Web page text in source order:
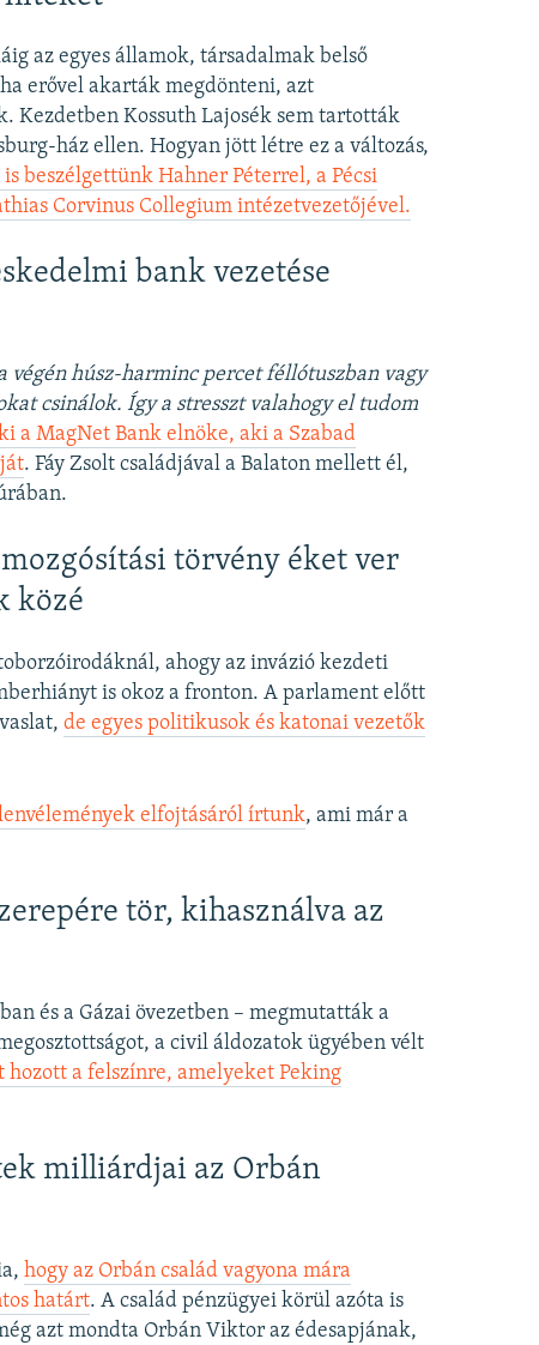
az egyes államok, társadalmak belső
erővel akarták megdönteni, azt
Kossuth Lajosék sem tartották
ház ellen. Hogyan jött létre ez a változás,
beszélgettünk Hahner Péterrel, a Pécsi
Corvinus Collegium intézetvezetőjével.
bank vezetése
végén húsz-harminc percet féllótuszban vagy
csinálok. Így a stresszt valahogy el tudom
a MagNet Bank elnöke, aki a Szabad
. Fáy Zsolt családjával a Balaton mellett él,
törvény éket ver
közé
ahogy az invázió kezdeti
is okoz a fronton. A parlament előtt
de egyes politikusok és katonai vezetők
elfojtásáról írtunk, ami már a
tör, kihasználva az
és a Gázai övezetben – megmutatták a
a civil áldozatok ügyében vélt
hozott a felszínre, amelyeket Peking
milliárdjai az Orbán
hogy az Orbán család vagyona mára
határt. A család pénzügyei körül azóta is
azt mondta Orbán Viktor az édesapjának,